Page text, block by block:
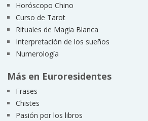
Horóscopo Chino
Curso de Tarot
Rituales de Magia Blanca
Interpretación de los sueños
Numerología
Más en Euroresidentes
Frases
Chistes
Pasión por los libros